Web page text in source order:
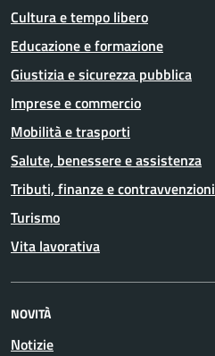
Cultura e tempo libero
Educazione e formazione
Giustizia e sicurezza pubblica
Imprese e commercio
Mobilità e trasporti
Salute, benessere e assistenza
Tributi, finanze e contravvenzioni
Turismo
Vita lavorativa
NOVITÀ
Notizie